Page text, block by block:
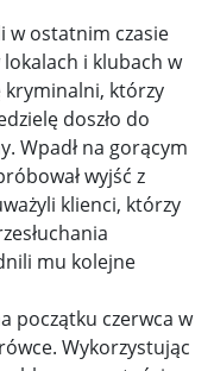
w ostatnim czasie
lokalach i klubach w
kryminalni, którzy
doszło do
Wpadł na gorącym
wyjść z
klienci, którzy
mu kolejne
początku czerwca w
Wykorzystując